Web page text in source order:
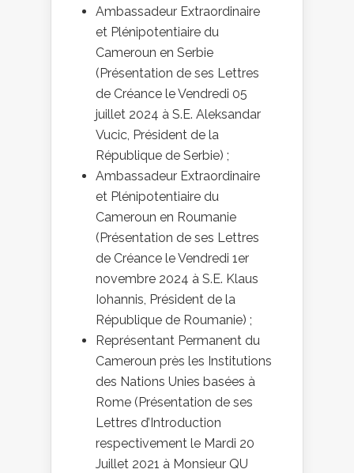
Ambassadeur Extraordinaire
et Plénipotentiaire du
Cameroun en Serbie
(Présentation de ses Lettres
de Créance le Vendredi 05
juillet 2024 à S.E. Aleksandar
Vucic, Président de la
République de Serbie) ;
Ambassadeur Extraordinaire
et Plénipotentiaire du
Cameroun en Roumanie
(Présentation de ses Lettres
de Créance le Vendredi 1er
novembre 2024 à S.E. Klaus
Iohannis, Président de la
République de Roumanie) ;
Représentant Permanent du
Cameroun près les Institutions
des Nations Unies basées à
Rome (Présentation de ses
Lettres d’Introduction
respectivement le Mardi 20
Juillet 2021 à Monsieur QU